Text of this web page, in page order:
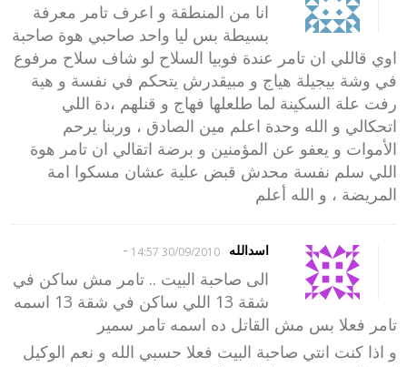
انا من المنطقة و اعرف تامر معرفة
بسيطة بس ليا واحد صاحبي هوة صاحبة
اوي قاللي ان تامر عندة فوبيا السلاح لو شاف سلاح مرفوع
في وشة بيجيلة هياج و مبيقدرش يتحكم في نفسة و هية
رفت علة السكينة لما طلعلها فهاج و قنلهم ،دة اللي
اتحكالي و الله وحدة اعلم مين الصادق ، وربنا يرحم
الأموات و يعفو عن المؤمنين و برضة اتقالي ان تامر هوة
اللي سلم نفسة محدش قبض علية عشان مسكوا امة
المريضة ، و الله أعلم
اسدالله 30/09/2010 14:57
-
الى صاحبة البيت .. تامر مش ساكن في
شقة 13 اللي ساكن في شقة 13 اسمه
تامر فعلا بس مش القاتل ده اسمه تامر سمير
و اذا كنت انتي صاحبة البيت فعلا حسبي الله و نعم الوكيل